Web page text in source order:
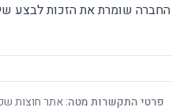
החברה שומרת את הזכות לבצע
פרטי התקשרות מטה:אתר חוצות שפיים, קיבוץ שפיים